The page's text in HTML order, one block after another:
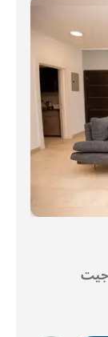
جيت